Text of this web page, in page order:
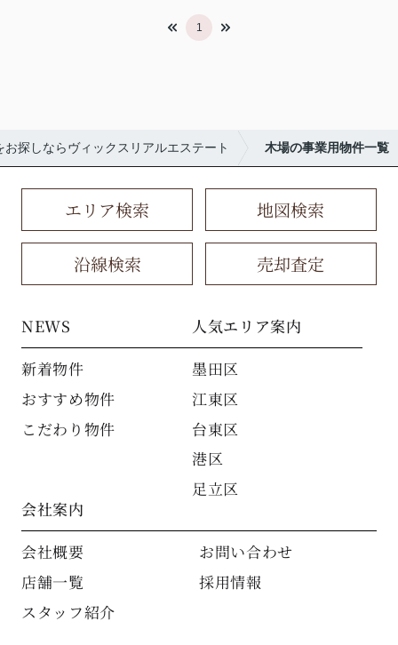
1
探しならヴィックスリアルエステート 木場の事業用物件一覧
エリア検索 地図検索
沿線検索 売却査定
NEWS
新着物件
おすすめ物件
こだわり物件
人気エリア案内
墨田区
江東区
台東区
港区
足立区
会社案内
会社概要
店舗一覧
スタッフ紹介
お問い合わせ
採用情報